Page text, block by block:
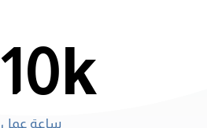
10k+
ساعة عمل